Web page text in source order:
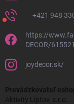
+421 948
https://
DECOR/
joydecor.sk/
Prevádzkovateľ
Aktivity Liptov, s.r.o.